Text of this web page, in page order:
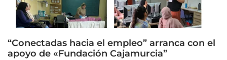
“Conectadas hacia el empleo” arranca con el
apoyo de «Fundación Cajamurcia”